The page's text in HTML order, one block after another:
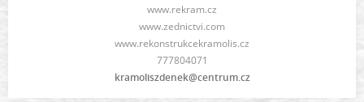
www.rekram.cz
www.zednictvi.com
www.rekonstrukcekramolis.cz
777804071
kramoliszdenek@centrum.cz